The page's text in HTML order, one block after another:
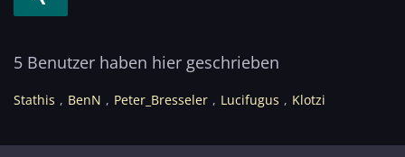
5 Benutzer haben hier geschrieben
Stathis BenN Peter_Bresseler Lucifugus Klotzi